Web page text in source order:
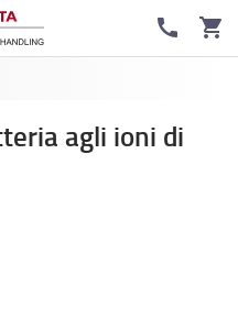
agli ioni di